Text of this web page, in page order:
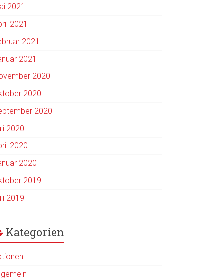
2021
2021
2021
2021
2020
2020
2020
2020
2020
2020
2019
2019
Kategorien